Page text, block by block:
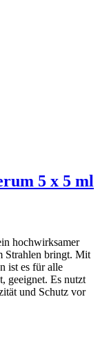
5 x 5 ml
hochwirksamer
Strahlen bringt. Mit
ist es für alle
geeignet. Es nutzt
und Schutz vor